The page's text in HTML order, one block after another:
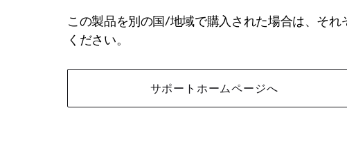
この製品を別の国/地域で購入された場合は、そ
ください。
サポートホームページへ